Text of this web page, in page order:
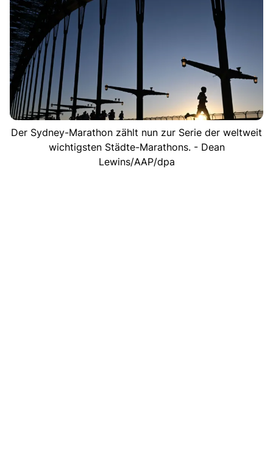
Der Sydney-Marathon zählt nun zur Serie der weltweit
wichtigsten Städte-Marathons. - Dean
Lewins/AAP/dpa